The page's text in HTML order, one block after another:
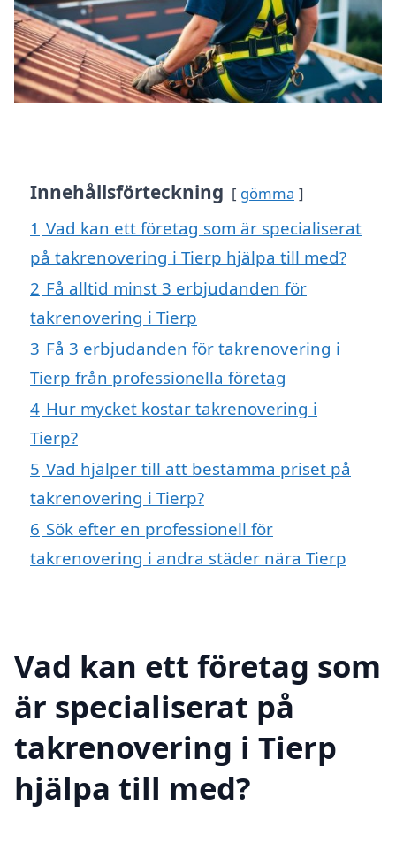
Innehållsförteckning gömma
1 Vad kan ett företag som är specialiserat
på takrenovering i Tierp hjälpa till med?
2 Få alltid minst 3 erbjudanden för
takrenovering i Tierp
3 Få 3 erbjudanden för takrenovering i
Tierp från professionella företag
4 Hur mycket kostar takrenovering i
Tierp?
5 Vad hjälper till att bestämma priset på
takrenovering i Tierp?
6 Sök efter en professionell för
takrenovering i andra städer nära Tierp
Vad kan ett företag som
är specialiserat på
takrenovering i Tierp
hjälpa till med?